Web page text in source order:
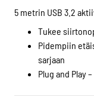
5 metrin USB 3.2
Tukee
Pidempiin
sarjaan
Plug and Play